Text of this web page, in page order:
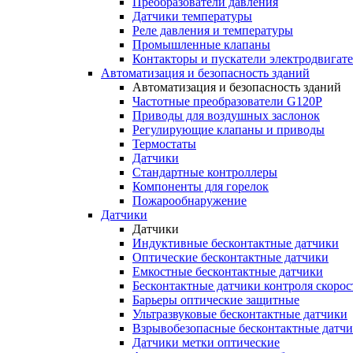
Датчики температуры
Реле давления и температуры
Промышленные клапаны
Контакторы и пускатели
Автоматизация и безопасность зданий
Автоматизация и безопасность зданий
Частотные преобразователи G120P
Приводы для воздушных заслонок
Регулирующие клапаны и приводы
Термостаты
Датчики
Стандартные контроллеры
Компоненты для горелок
Пожарообнаружение
Датчики
Датчики
Индуктивные бесконтактные датчики
Оптические бесконтактные датчики
Емкостные бесконтактные датчики
Бесконтактные датчики контроля
Барьеры оптические защитные
Ультразвуковые бесконтактные датчики
Взрывобезопасные бесконтактные
Датчики метки оптические